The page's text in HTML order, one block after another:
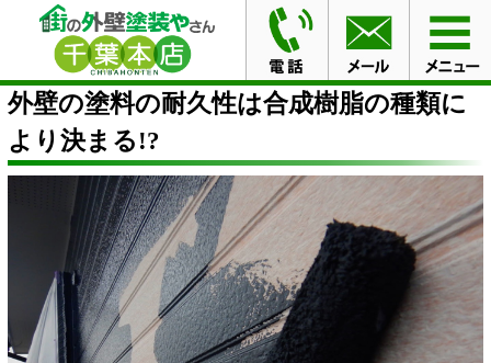
HOME コラム
外壁の塗料の耐久性は合成樹脂の種類に
より決まる!?
外壁の塗料の耐久性は合成樹脂の種類に
より決まる!?